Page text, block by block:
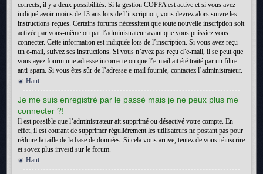
corrects, il y a deux possibilités. Si la gestion COPPA est active et si vous avez
indiqué avoir moins de 13 ans lors de l’inscription, vous devrez alors suivre les
instructions reçues. Certains forums nécessitent que toute nouvelle inscription soit
activée par vous-même ou par l’administrateur avant que vous puissiez vous
connecter. Cette information est indiquée lors de l’inscription. Si vous avez reçu
un e-mail, suivez ses instructions. Si vous n’avez pas reçu d’e-mail, il se peut que
vous ayez fourni une adresse incorrecte ou que l’e-mail ait été traité par un filtre
anti-spam. Si vous êtes sûr de l’adresse e-mail fournie, contactez l’administrateur.
Haut
Je me suis enregistré par le passé mais je ne peux plus me
connecter ?!
Il est possible que l’administrateur ait supprimé ou désactivé votre compte. En
effet, il est courant de supprimer régulièrement les utilisateurs ne postant pas pour
réduire la taille de la base de données. Si cela vous arrive, tentez de vous réinscrire
et soyez plus investi sur le forum.
Haut